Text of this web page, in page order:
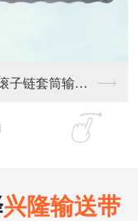
送网带
兴隆输送带